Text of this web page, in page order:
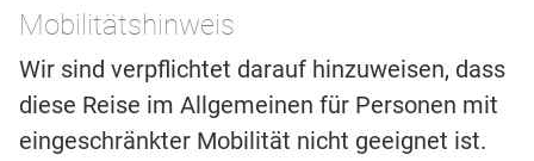
Mobilitätshinweis
Wir sind verpflichtet darauf hinzuweisen, dass
diese Reise im Allgemeinen für Personen mit
eingeschränkter Mobilität nicht geeignet ist.